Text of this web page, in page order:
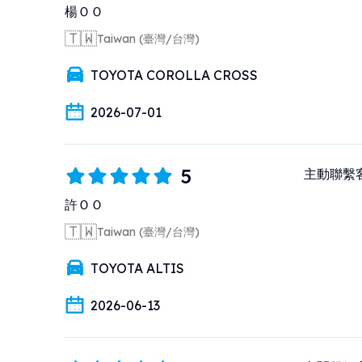
楊ＯＯ
🇹🇼Taiwan (臺灣/台灣)
TOYOTA COROLLA CROSS
2026-07-01
5
許ＯＯ
🇹🇼Taiwan (臺灣/台灣)
TOYOTA ALTIS
2026-06-13
主動聯繫